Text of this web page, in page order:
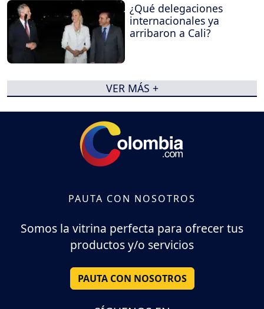
¿Qué delegaciones
internacionales ya
arribaron a Cali?
VER MÁS +
PAUTA CON NOSOTROS
Somos la vitrina perfecta para ofrecer tus
productos y/o servicios
PAUTA CON NOSOTROS